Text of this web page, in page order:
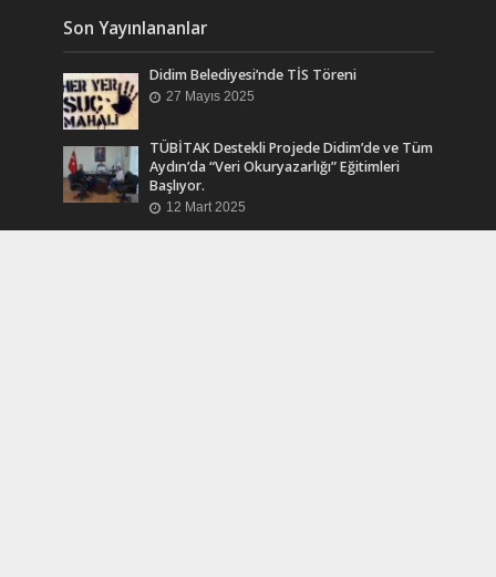
Son Yayınlananlar
Didim Belediyesi’nde TİS Töreni
27 Mayıs 2025
TÜBİTAK Destekli Projede Didim’de ve Tüm
Aydın’da “Veri Okuryazarlığı” Eğitimleri
Başlıyor.
12 Mart 2025